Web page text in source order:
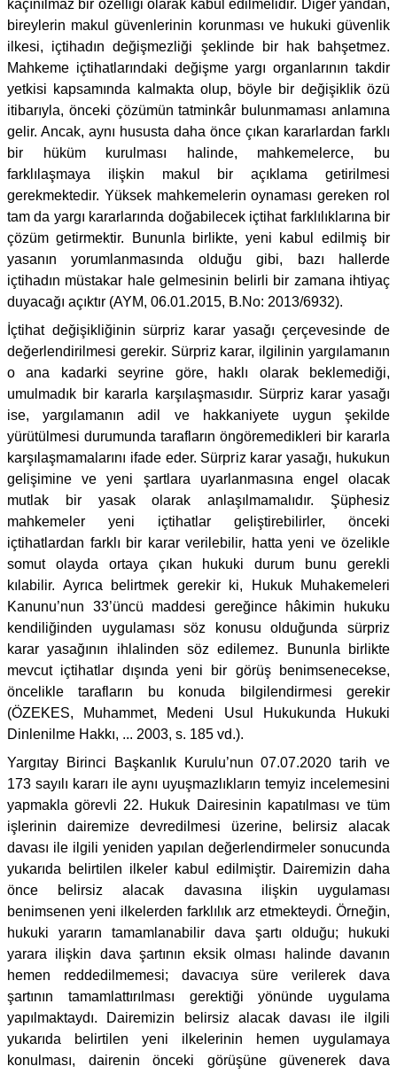
kaçınılmaz bir özelliği olarak kabul edilmelidir. Diğer yandan,
bireylerin makul güvenlerinin korunması ve hukuki güvenlik
ilkesi, içtihadın değişmezliği şeklinde bir hak bahşetmez.
Mahkeme içtihatlarındaki değişme yargı organlarının takdir
yetkisi kapsamında kalmakta olup, böyle bir değişiklik özü
itibarıyla, önceki çözümün tatminkâr bulunmaması anlamına
gelir. Ancak, aynı hususta daha önce çıkan kararlardan farklı
bir hüküm kurulması halinde, mahkemelerce, bu
farklılaşmaya ilişkin makul bir açıklama getirilmesi
gerekmektedir. Yüksek mahkemelerin oynaması gereken rol
tam da yargı kararlarında doğabilecek içtihat farklılıklarına bir
çözüm getirmektir. Bununla birlikte, yeni kabul edilmiş bir
yasanın yorumlanmasında olduğu gibi, bazı hallerde
içtihadın müstakar hale gelmesinin belirli bir zamana ihtiyaç
duyacağı açıktır (AYM, 06.01.2015, B.No: 2013/6932).
İçtihat değişikliğinin sürpriz karar yasağı çerçevesinde de
değerlendirilmesi gerekir. Sürpriz karar, ilgilinin yargılamanın
o ana kadarki seyrine göre, haklı olarak beklemediği,
umulmadık bir kararla karşılaşmasıdır. Sürpriz karar yasağı
ise, yargılamanın adil ve hakkaniyete uygun şekilde
yürütülmesi durumunda tarafların öngöremedikleri bir kararla
karşılaşmamalarını ifade eder. Sürpriz karar yasağı, hukukun
gelişimine ve yeni şartlara uyarlanmasına engel olacak
mutlak bir yasak olarak anlaşılmamalıdır. Şüphesiz
mahkemeler yeni içtihatlar geliştirebilirler, önceki
içtihatlardan farklı bir karar verilebilir, hatta yeni ve özelikle
somut olayda ortaya çıkan hukuki durum bunu gerekli
kılabilir. Ayrıca belirtmek gerekir ki, Hukuk Muhakemeleri
Kanunu’nun 33’üncü maddesi gereğince hâkimin hukuku
kendiliğinden uygulaması söz konusu olduğunda sürpriz
karar yasağının ihlalinden söz edilemez. Bununla birlikte
mevcut içtihatlar dışında yeni bir görüş benimsenecekse,
öncelikle tarafların bu konuda bilgilendirmesi gerekir
(ÖZEKES, Muhammet, Medeni Usul Hukukunda Hukuki
Dinlenilme Hakkı, ... 2003, s. 185 vd.).
Yargıtay Birinci Başkanlık Kurulu’nun 07.07.2020 tarih ve
173 sayılı kararı ile aynı uyuşmazlıkların temyiz incelemesini
yapmakla görevli 22. Hukuk Dairesinin kapatılması ve tüm
işlerinin dairemize devredilmesi üzerine, belirsiz alacak
davası ile ilgili yeniden yapılan değerlendirmeler sonucunda
yukarıda belirtilen ilkeler kabul edilmiştir. Dairemizin daha
önce belirsiz alacak davasına ilişkin uygulaması
benimsenen yeni ilkelerden farklılık arz etmekteydi. Örneğin,
hukuki yararın tamamlanabilir dava şartı olduğu; hukuki
yarara ilişkin dava şartının eksik olması halinde davanın
hemen reddedilmemesi; davacıya süre verilerek dava
şartının tamamlattırılması gerektiği yönünde uygulama
yapılmaktaydı. Dairemizin belirsiz alacak davası ile ilgili
yukarıda belirtilen yeni ilkelerinin hemen uygulamaya
konulması, dairenin önceki görüşüne güvenerek dava